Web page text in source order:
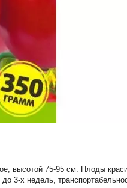
высотой 75-95 см. Плоды
3-х недель,